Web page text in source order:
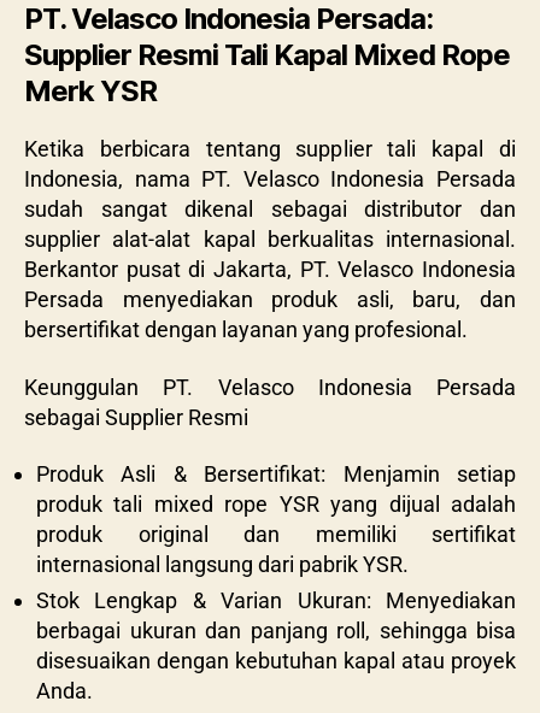
PT. Velasco Indonesia Persada:
Supplier Resmi Tali Kapal Mixed Rope
Merk YSR
Ketika berbicara tentang supplier tali kapal di
Indonesia, nama PT. Velasco Indonesia Persada
sudah sangat dikenal sebagai distributor dan
supplier alat-alat kapal berkualitas internasional.
Berkantor pusat di Jakarta, PT. Velasco Indonesia
Persada menyediakan produk asli, baru, dan
bersertifikat dengan layanan yang profesional.
Keunggulan PT. Velasco Indonesia Persada
sebagai Supplier Resmi
Produk Asli & Bersertifikat: Menjamin setiap
produk tali mixed rope YSR yang dijual adalah
produk original dan memiliki sertifikat
internasional langsung dari pabrik YSR.
Stok Lengkap & Varian Ukuran: Menyediakan
berbagai ukuran dan panjang roll, sehingga bisa
disesuaikan dengan kebutuhan kapal atau proyek
Anda.